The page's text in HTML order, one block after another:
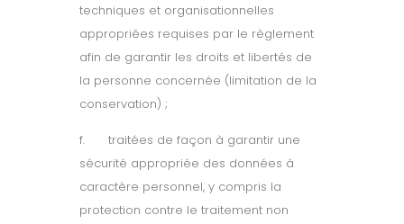
techniques et organisationnelles
appropriées requises par le règlement
afin de garantir les droits et libertés de
la personne concernée (limitation de la
conservation) ;
f.
traitées de façon à garantir une
sécurité appropriée des données à
caractère personnel, y compris la
protection contre le traitement non